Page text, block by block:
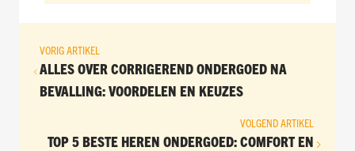
VORIG ARTIKEL
ALLES OVER CORRIGEREND ONDERGOED NA
BEVALLING: VOORDELEN EN KEUZES
VOLGEND ARTIKEL
TOP 5 BESTE HEREN ONDERGOED: COMFORT EN